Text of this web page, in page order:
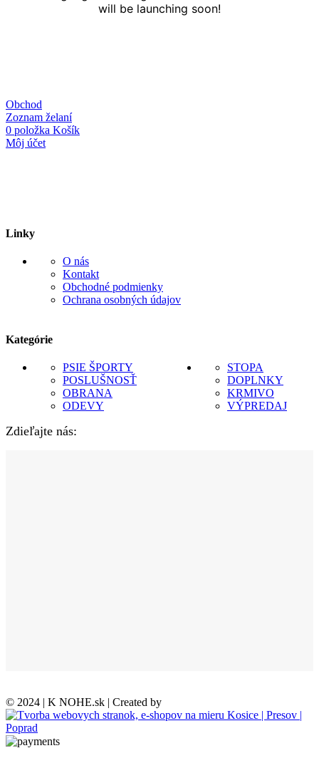
will be launching soon!
Obchod
Zoznam želaní
0 položka Košík
Môj účet
Linky
O nás
Kontakt
Obchodné podmienky
Ochrana osobných údajov
Kategórie
PSIE ŠPORTY
POSLUŠNOSŤ
OBRANA
ODEVY
STOPA
DOPLNKY
KRMIVO
VÝPREDAJ
Zdieľajte nás:
© 2024 | K NOHE.sk | Created by